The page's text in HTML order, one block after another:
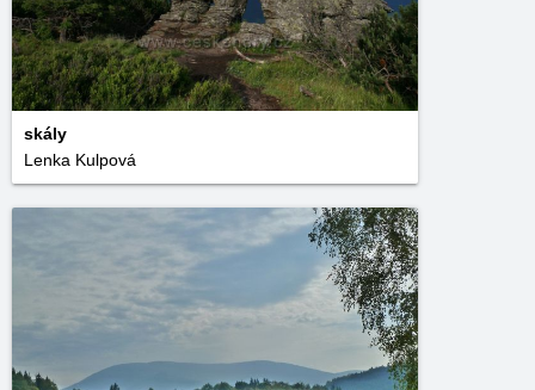
skály
Lenka Kulpová